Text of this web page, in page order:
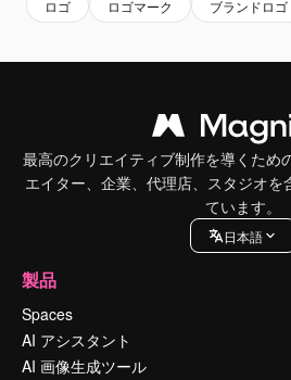
ロゴ ロゴマーク ブランドロゴ
最高のクリエイティブ制作を導くため
エイター、企業、代理店、スタジオを
ています。
日本語
製品
Spaces
AI アシスタント
AI 画像生成ツール